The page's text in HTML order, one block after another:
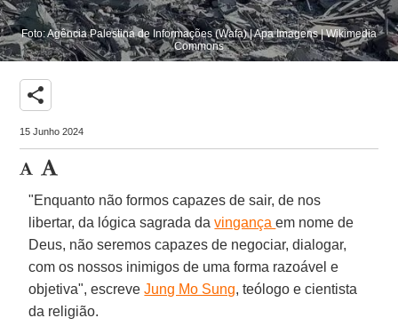
Foto: Agência Palestina de Informações (Wafa) | Apa Imagens | Wikimedia
Commons
share
15 Junho 2024
"Enquanto não formos capazes de sair, de nos
libertar, da lógica sagrada davingançaem nome de
Deus, não seremos capazes de negociar, dialogar,
com os nossos inimigos de uma forma razoável e
objetiva", escreveJung Mo Sung, teólogo e cientista
da religião.